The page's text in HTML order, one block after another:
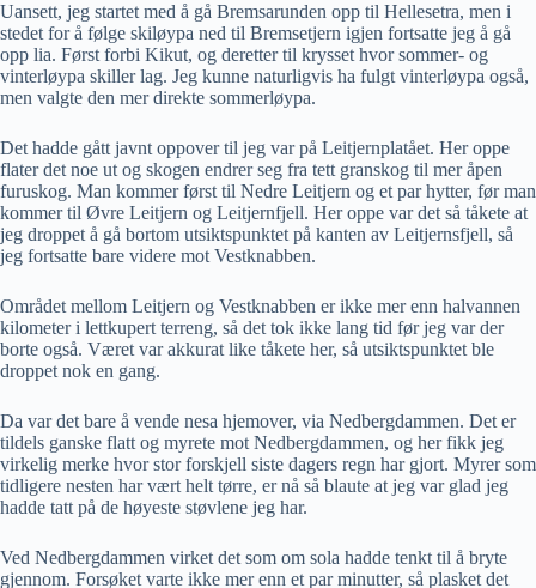
Uansett, jeg startet med å gå Bremsarunden opp til Hellesetra, men i
stedet for å følge skiløypa ned til Bremsetjern igjen fortsatte jeg å gå
opp lia. Først forbi Kikut, og deretter til krysset hvor sommer- og
vinterløypa skiller lag. Jeg kunne naturligvis ha fulgt vinterløypa også,
men valgte den mer direkte sommerløypa.
Det hadde gått javnt oppover til jeg var på Leitjernplatået. Her oppe
flater det noe ut og skogen endrer seg fra tett granskog til mer åpen
furuskog. Man kommer først til Nedre Leitjern og et par hytter, før man
kommer til Øvre Leitjern og Leitjernfjell. Her oppe var det så tåkete at
jeg droppet å gå bortom utsiktspunktet på kanten av Leitjernsfjell, så
jeg fortsatte bare videre mot Vestknabben.
Området mellom Leitjern og Vestknabben er ikke mer enn halvannen
kilometer i lettkupert terreng, så det tok ikke lang tid før jeg var der
borte også. Været var akkurat like tåkete her, så utsiktspunktet ble
droppet nok en gang.
Da var det bare å vende nesa hjemover, via Nedbergdammen. Det er
tildels ganske flatt og myrete mot Nedbergdammen, og her fikk jeg
virkelig merke hvor stor forskjell siste dagers regn har gjort. Myrer som
tidligere nesten har vært helt tørre, er nå så blaute at jeg var glad jeg
hadde tatt på de høyeste støvlene jeg har.
Ved Nedbergdammen virket det som om sola hadde tenkt til å bryte
gjennom. Forsøket varte ikke mer enn et par minutter, så plasket det